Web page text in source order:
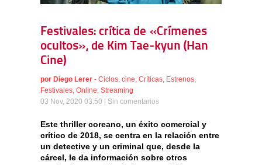
Festivales: crítica de «Crímenes
ocultos», de Kim Tae-kyun (Han
Cine)
por Diego Lerer - Ciclos, cine, Críticas, Estrenos,
Festivales, Online, Streaming
03 Nov, 2020 03:50 | Sin comentarios
Este thriller coreano, un éxito comercial y
crítico de 2018, se centra en la relación entre
un detective y un criminal que, desde la
cárcel, le da información sobre otros